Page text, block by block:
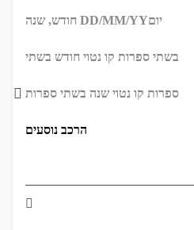
DD/MM/YYיום
בשתי ספרות קו נטוי חודש בשתי
ספרות קו נטוי שנה בשתי ספרות
הרכב נוסעים